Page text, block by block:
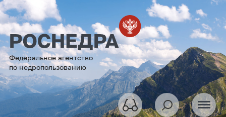
Федеральное агентство
по недропользованию